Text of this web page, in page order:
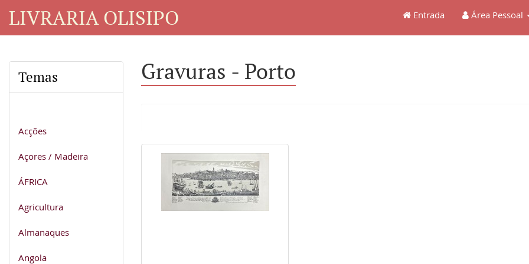
LIVRARIA OLISIPO Entrada Área Pessoal
Temas
Acções
Açores / Madeira
ÁFRICA
Agricultura
Almanaques
Angola
Gravuras - Porto